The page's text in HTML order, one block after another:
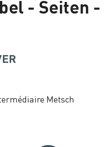
- Seiten -
Metsch